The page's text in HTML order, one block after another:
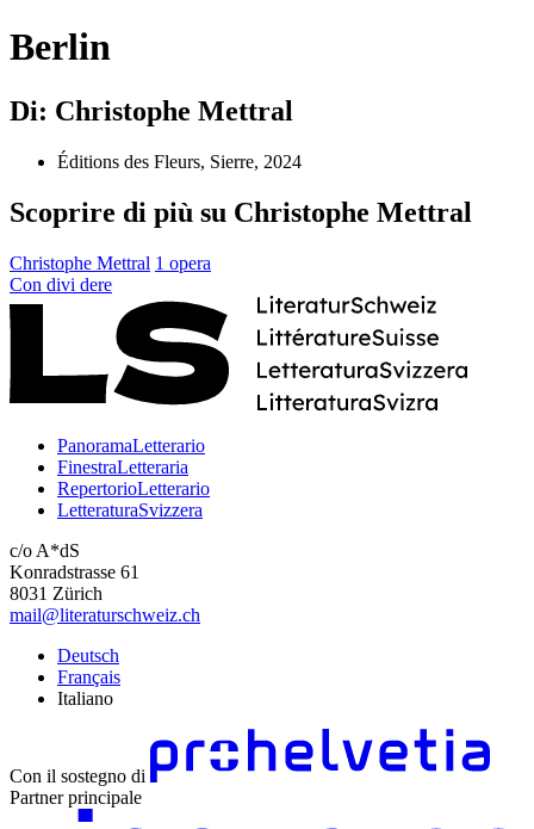
Berlin
Di: Christophe Mettral
Éditions des Fleurs, Sierre, 2024
Scoprire di più su Christophe Mettral
Christophe Mettral 1 opera
Con divi dere
PanoramaLetterario
FinestraLetteraria
RepertorioLetterario
LetteraturaSvizzera
c/o A*dS
Konradstrasse 61
8031 Zürich
mail@literaturschweiz.ch
Deutsch
Français
Italiano
Con il sostegno di
Partner principale